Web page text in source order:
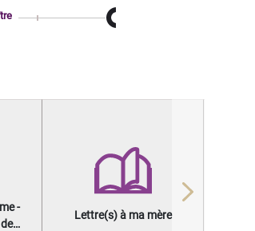
-
Lettre(s) à ma mère
Next